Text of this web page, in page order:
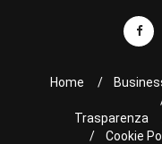
Home
Trasparenza
Cookie